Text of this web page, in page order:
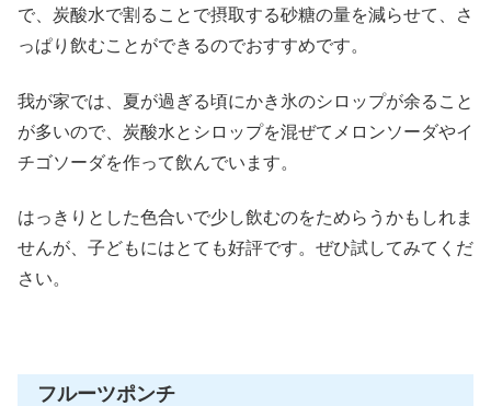
で、炭酸水で割ることで摂取する砂糖の量を減らせて、さ
っぱり飲むことができるのでおすすめです。
我が家では、夏が過ぎる頃にかき氷のシロップが余ること
が多いので、 炭酸水とシロップを混ぜてメロンソーダやイ
チゴソーダを作って飲んでいます。
はっきりとした色合いで少し飲むのをためらうかもしれま
せんが、子どもにはとても好評です。ぜひ試してみてくだ
さい。
フルーツポンチ